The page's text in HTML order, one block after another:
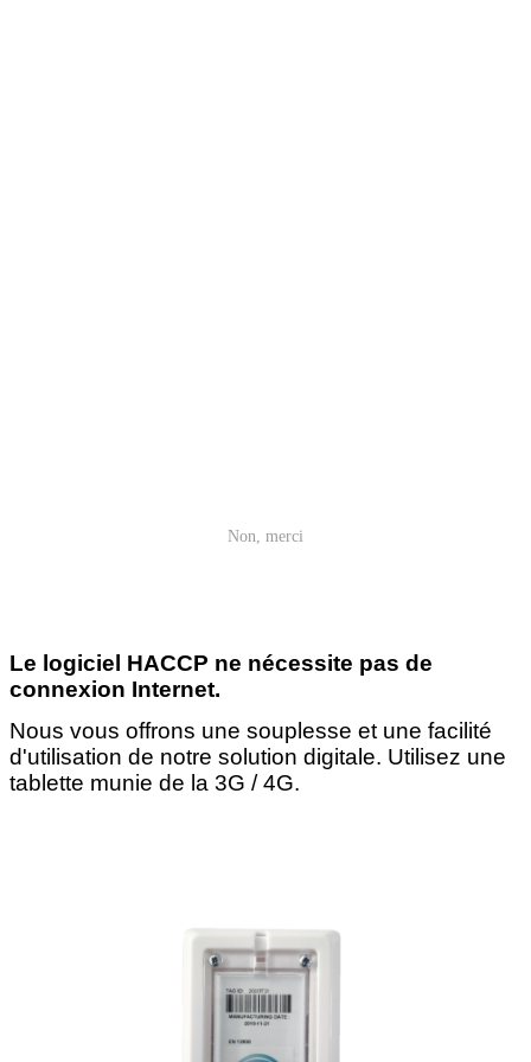
Le logiciel HACCP ne nécessite pas de
connexion Internet.
Nous vous offrons une souplesse et une facilité
d'utilisation de notre solution digitale. Utilisez une
tablette munie de la 3G / 4G.
Non, merci